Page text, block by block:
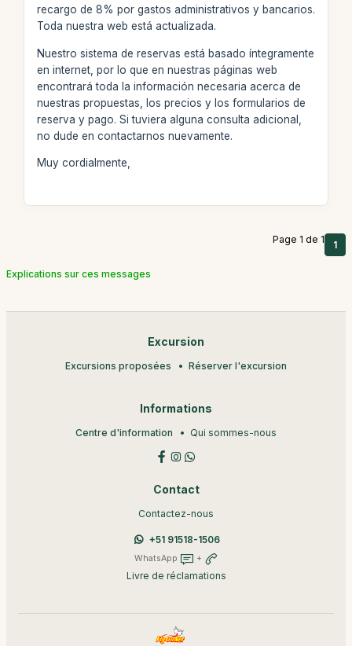
recargo de 8% por gastos administrativos y bancarios.
Toda nuestra web está actualizada.
Nuestro sistema de reservas está basado íntegramente
en internet, por lo que en nuestras páginas web
encontrará toda la información necesaria acerca de
nuestras propuestas, los precios y los formularios de
reserva y pago. Si tuviera alguna consulta adicional,
no dude en contactarnos nuevamente.
Muy cordialmente,
Page 1 de 1 1
Explications sur ces messages
Excursion
Excursions proposées Réserver l'excursion
Informations
Centre d'information Qui sommes-nous
Contact
Contactez-nous
+51 91518-1506
WhatsApp +
Livre de réclamations